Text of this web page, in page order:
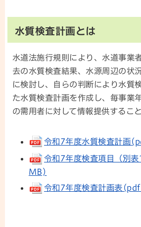
水質検査計画とは
水道法施行規則により、水道事業
去の水質検査結果、水源周辺の状
に検討し、自らの判断により水質
た水質検査計画を作成し、毎事業
の需用者に対して情報提供するこ
令和7年度水質検査計画
令和7年度検査項目（別
MB)
令和7年度検査計画表